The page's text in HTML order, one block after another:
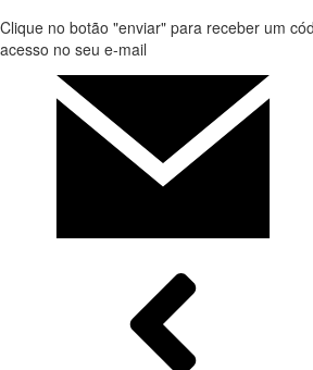
Clique no botão "enviar" para receber um
acesso no seu e-mail